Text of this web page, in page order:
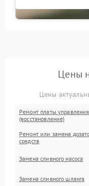
Цены
Цены
Ремонт платы управления
(восстановление)
Ремонт или замена
средств
Замена сливного насоса
Замена сливного шланга